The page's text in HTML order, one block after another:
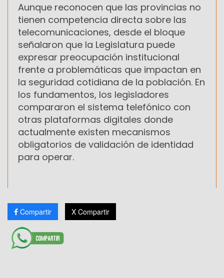
Aunque reconocen que las provincias no
tienen competencia directa sobre las
telecomunicaciones, desde el bloque
señalaron que la Legislatura puede
expresar preocupación institucional
frente a problemáticas que impactan en
la seguridad cotidiana de la población. En
los fundamentos, los legisladores
compararon el sistema telefónico con
otras plataformas digitales donde
actualmente existen mecanismos
obligatorios de validación de identidad
para operar.
Compartir X Compartir